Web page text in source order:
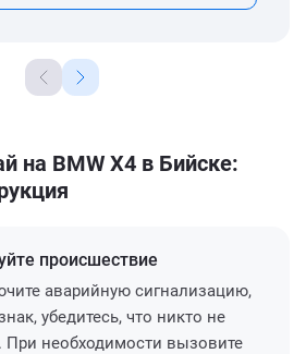
на BMW X4 в Бийске:
происшествие
аварийную сигнализацию,
убедитесь, что никто не
При необходимости вызовите